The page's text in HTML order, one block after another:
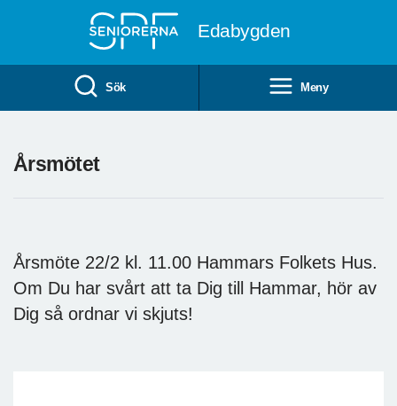
Edabygden
Sök Meny
Årsmötet
Årsmöte 22/2 kl. 11.00 Hammars Folkets Hus.
Om Du har svårt att ta Dig till Hammar, hör av
Dig så ordnar vi skjuts!